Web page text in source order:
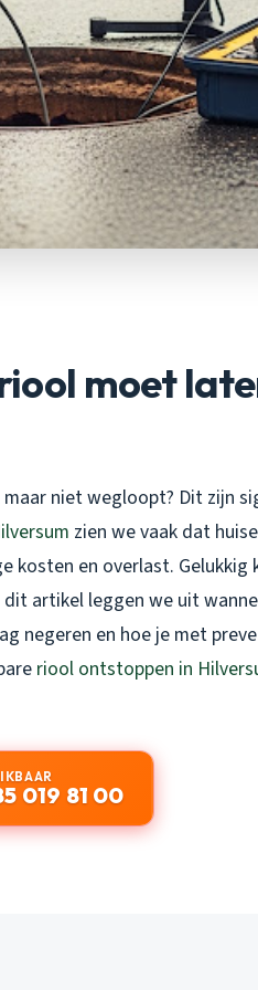
moet
niet wegloopt? Dit zijn
zien we vaak dat
en overlast. Gelukkig
artikel leggen we uit
negeren en hoe je met
riool ontstoppen in
019 81 00